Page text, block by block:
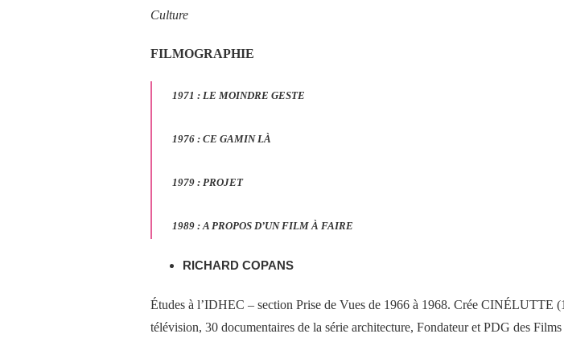
Culture
FILMOGRAPHIE
1971 : LE MOINDRE GESTE
1976 : CE GAMIN LÀ
1979 : PROJET
1989 : A PROPOS D’UN FILM À FAIRE
RICHARD COPANS
Études à l’IDHEC – section Prise de Vues de 1966 à 1968. Crée CINÉLUTTE
télévision, 30 documentaires de la série architecture, Fondateur et PDG des